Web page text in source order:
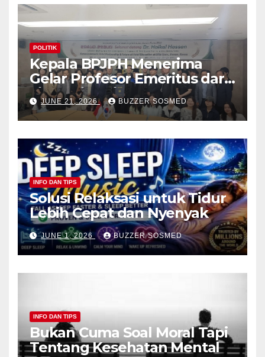
POLITIK
Kepala BPJPH Menerima
Gelar Profesor Emeritus dari
Silla University, Busan Korsel
JUNE 21, 2026 BUZZER SOSMED
INFO DAN TIPS
Solusi Relaksasi untuk Tidur
Lebih Cepat dan Nyenyak
JUNE 1, 2026 BUZZER SOSMED
INFO DAN TIPS
Bukan Cuma Soal Moral Tapi
Tentang Kesehatan Mental